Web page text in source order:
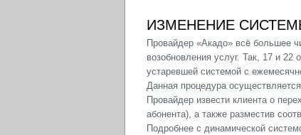
ИЗМЕНЕНИЕ
Провайдер «Акадо» всё большее
возобновления услуг. Так, 17 и 22
устаревшей системой с
Данная процедура
Провайдер извести клиента о
абонента), а также разместив
Подробнее с динамической